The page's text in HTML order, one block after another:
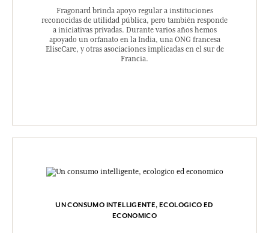
Fragonard brinda apoyo regular a instituciones
reconocidas de utilidad pública, pero también responde
a iniciativas privadas. Durante varios años hemos
apoyado un orfanato en la India, una ONG francesa
EliseCare, y otras asociaciones implicadas en el sur de
Francia.
UN CONSUMO INTELLIGENTE, ECOLOGICO ED
ECONOMICO